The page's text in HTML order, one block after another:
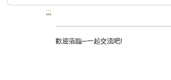
:::
歡迎蒞臨─一起交流吧!